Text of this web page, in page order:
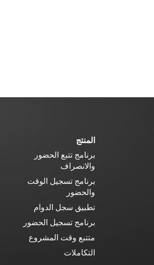
المنتج
برنامج تتبع الحضور
والانصراف
برنامج تسجيل الوقت
والحضور
تطبيق سجل الدوام
برنامج تسجيل الحضور
متتبع وقت المشروع
التكاملات